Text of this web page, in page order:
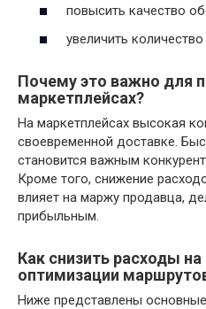
повысить качество
увеличить
Почему это важно для
маркетплейсах?
На маркетплейсах высокая
своевременной доставке.
становится важным
Кроме того, снижение
влияет на маржу продавца,
прибыльным.
Как снизить расходы
оптимизации
Ниже представлены основные